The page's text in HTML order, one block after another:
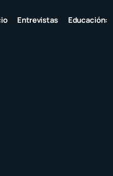
Entrevistas Educación: